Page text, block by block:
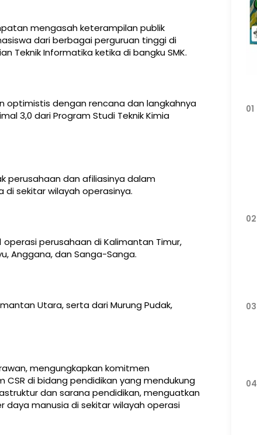
mengasah keterampilan publik
dari berbagai perguruan tinggi di
Teknik Informatika ketika di bangku SMK.
optimistis dengan rencana dan langkahnya
3,0 dari Program Studi Teknik Kimia
perusahaan dan afiliasinya dalam
sekitar wilayah operasinya.
operasi perusahaan di Kalimantan Timur,
Anggana, dan Sanga-Sanga.
Utara, serta dari Murung Pudak,
mengungkapkan komitmen
di bidang pendidikan yang mendukung
dan sarana pendidikan, menguatkan
manusia di sekitar wilayah operasi